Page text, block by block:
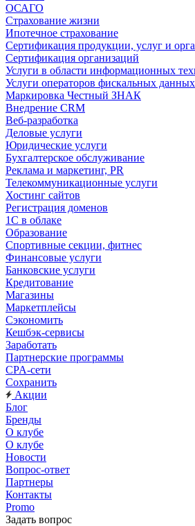
ОСАГО
Страхование жизни
Ипотечное страхование
Сертификация продукции, услуг и
Сертификация организаций
Услуги в области информационных
Услуги операторов фискальных
Маркировка Честный ЗНАК
Внедрение CRM
Веб-разработка
Деловые услуги
Юридические услуги
Бухгалтерское обслуживание
Реклама и маркетинг, PR
Телекоммуникационные услуги
Хостинг сайтов
Регистрация доменов
1С в облаке
Образование
Спортивные секции, фитнес
Финансовые услуги
Банковские услуги
Кредитование
Магазины
Маркетплейсы
Сэкономить
Кешбэк-сервисы
Заработать
Партнерские программы
CPA-сети
Сохранить
Акции
Блог
Бренды
О клубе
О клубе
Новости
Вопрос-ответ
Партнеры
Контакты
Promo
Задать вопрос